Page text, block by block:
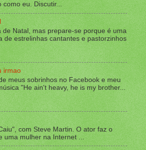
como eu. Discutir...
Natal, mas prepare-se porque é uma
de estrelinhas cantantes e pastorzinhos
irmao
meus sobrinhos no Facebook e meu
"He ain't heavy, he is my brother...
com Steve Martin. O ator faz o
uma mulher na Internet ...